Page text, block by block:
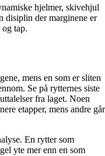
hjelmer, skivehjul
disiplin der marginene er
tap.
mens en som er sliten
Se på rytternes siste
fra laget. Noen
etapper, mens andre går
En rytter som
yte mer enn en som